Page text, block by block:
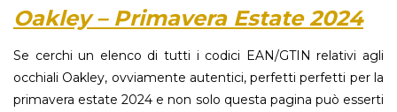
Oakley – Primavera Estate 2024
Se cerchi un elenco di tutti i codici EAN/GTIN relativi agli
occhiali Oakley, ovviamente autentici, perfetti perfetti per la
primavera estate 2024 e non solo questa pagina può esserti